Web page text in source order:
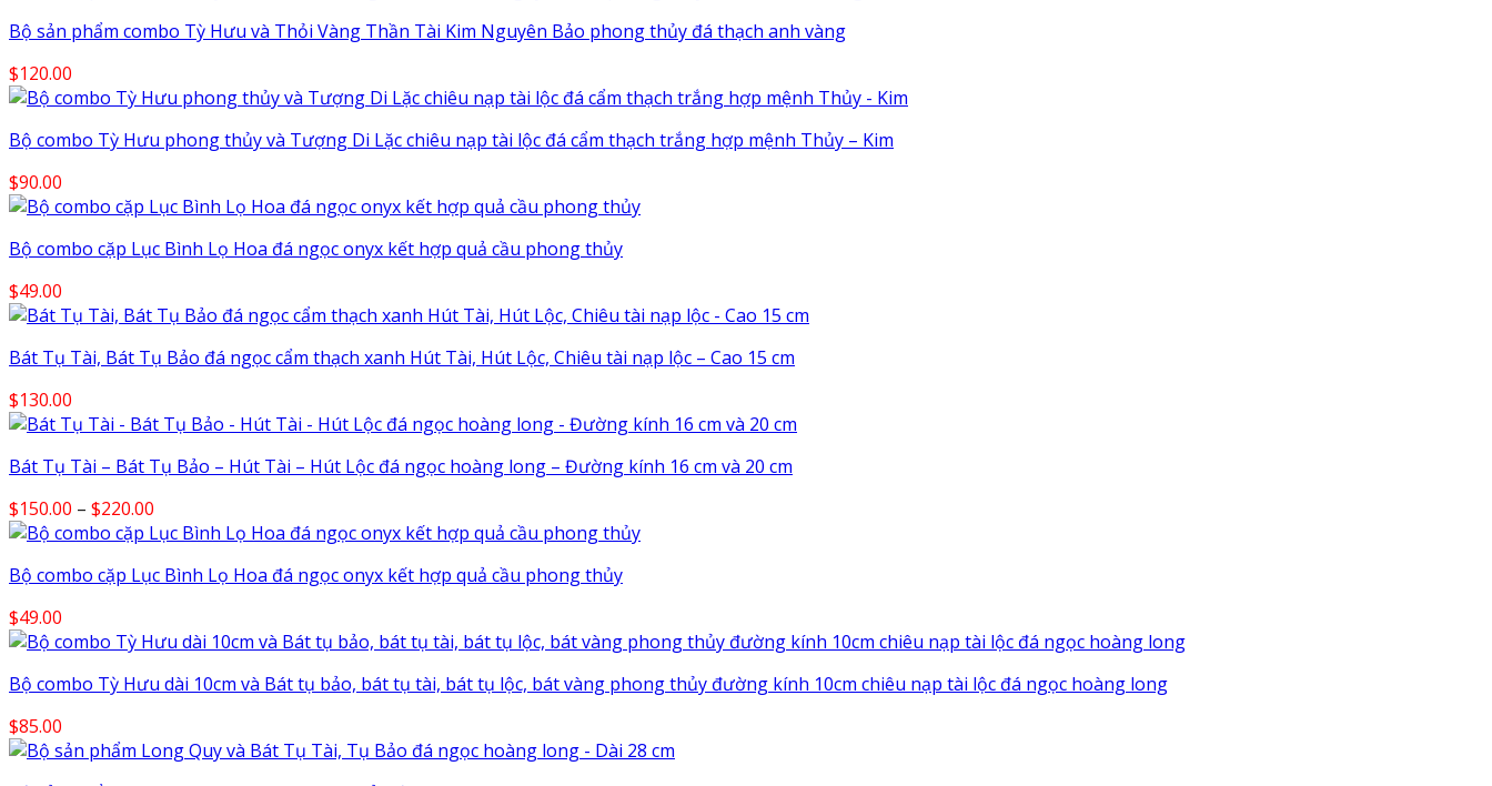
Bộ sản phẩm combo Tỳ Hưu và Thỏi Vàng Thần Tài Kim Nguyên Bảo phong thủy đá thạch anh vàng
$120.00
Bộ combo Tỳ Hưu phong thủy và Tượng Di Lặc chiêu nạp tài lộc đá cẩm thạch trắng hợp mệnh Thủy – Kim
$90.00
Bộ combo cặp Lục Bình Lọ Hoa đá ngọc onyx kết hợp quả cầu phong thủy
$49.00
Bát Tụ Tài, Bát Tụ Bảo đá ngọc cẩm thạch xanh Hút Tài, Hút Lộc, Chiêu tài nạp lộc – Cao 15 cm
$130.00
Bát Tụ Tài – Bát Tụ Bảo – Hút Tài – Hút Lộc đá ngọc hoàng long – Đường kính 16 cm và 20 cm
$150.00 – $220.00
range:
through
Bộ combo cặp Lục Bình Lọ Hoa đá ngọc onyx kết hợp quả cầu phong thủy
$49.00
Bộ combo Tỳ Hưu dài 10cm và Bát tụ bảo, bát tụ tài, bát tụ lộc, bát vàng phong thủy đường kính 10cm chiêu nạp tài lộc đá ngọc hoàng long
$85.00